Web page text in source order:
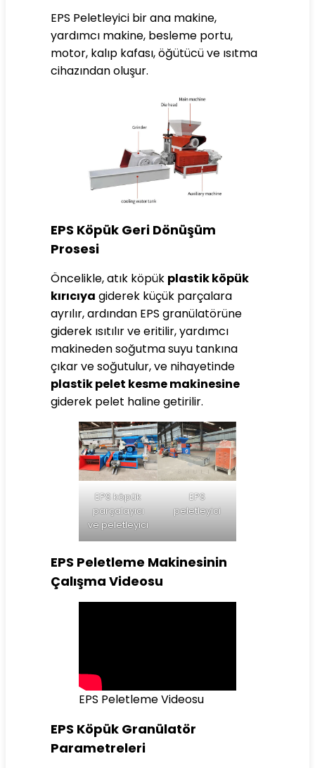
EPS Peletleyici bir ana makine,
yardımcı makine, besleme portu,
motor, kalıp kafası, öğütücü ve ısıtma
cihazından oluşur.
EPS Köpük Geri Dönüşüm
Prosesi
Öncelikle, atık köpük plastik köpük
kırıcıya giderek küçük parçalara
ayrılır, ardından EPS granülatörüne
giderek ısıtılır ve eritilir, yardımcı
makineden soğutma suyu tankına
çıkar ve soğutulur, ve nihayetinde
plastik pelet kesme makinesine
giderek pelet haline getirilir.
EPS köpük
parçalayıcı
ve peletleyici
EPS
peletleyici
EPS Peletleme Makinesinin
Çalışma Videosu
EPS Peletleme Videosu
EPS Köpük Granülatör
Parametreleri